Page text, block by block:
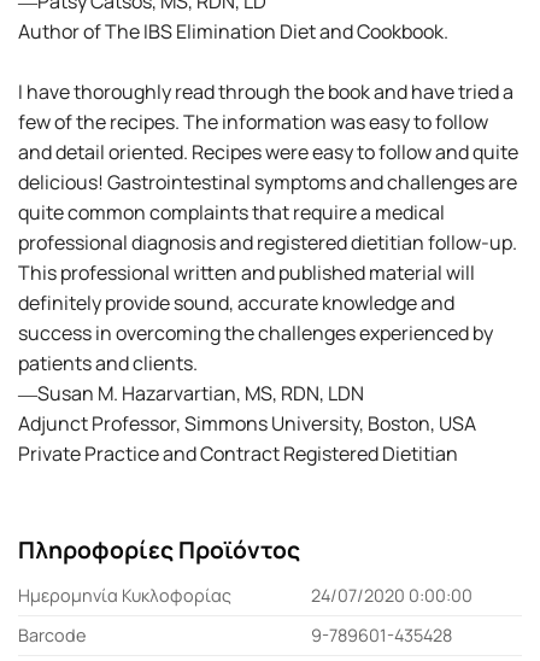
Author of The IBS Elimination Diet and Cookbook.
I have thoroughly read through the book and have tried a
few of the recipes. The information was easy to follow
and detail oriented. Recipes were easy to follow and quite
delicious! Gastrointestinal symptoms and challenges are
quite common complaints that require a medical
professional diagnosis and registered dietitian follow-up.
This professional written and published material will
definitely provide sound, accurate knowledge and
success in overcoming the challenges experienced by
patients and clients.
―Susan M. Hazarvartian, MS, RDN, LDN
Adjunct Professor, Simmons University, Boston, USA
Private Practice and Contract Registered Dietitian
Πληροφορίες Προϊόντος
Ημερομηνία Κυκλοφορίας
24/07/2020 0:00:00
Barcode
9-789601-435428